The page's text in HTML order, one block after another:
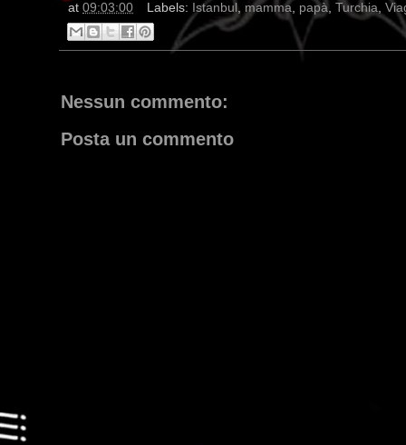
at 09:03:00 Labels: Istanbul , mamma, papà, Turchia,
Nessun commento:
Posta un commento